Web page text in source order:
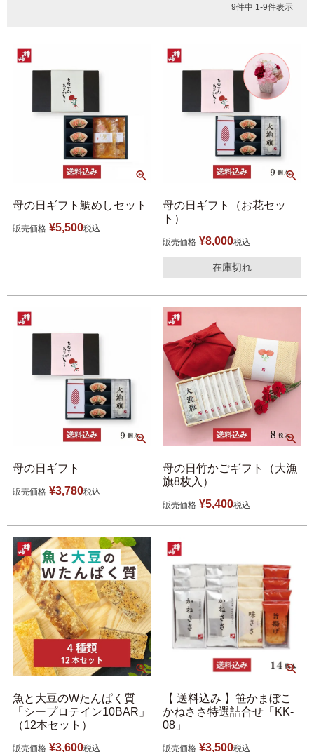
9件中 1 -9件表示
母の日ギフト鯛めしセット
販売価格 ¥5,500税込
母の日ギフト（お花セッ
ト）
販売価格 ¥8,000税込
在庫切れ
母の日ギフト
販売価格 ¥3,780税込
母の日竹かごギフト（大漁
旗8枚入）
販売価格 ¥5,400税込
魚と大豆のWたんぱく質
「シープロテイン10BAR」
（12本セット）
販売価格 ¥3,600税込
【 送料込み 】笹かまぼこ
かねささ特選詰合せ「KK-
08」
販売価格 ¥3,500税込